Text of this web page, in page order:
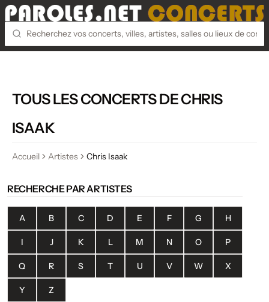
TOUS LES CONCERTS DE CHRIS
ISAAK
Accueil Artistes Chris Isaak
RECHERCHE PAR ARTISTES
A B C D E F G H
I J K L M N O P
Q R S T U V W X
Y Z